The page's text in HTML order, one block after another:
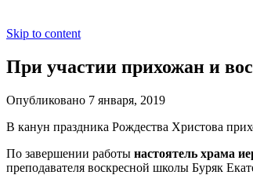
Skip to content
При участии прихожан и
Опубликовано 7 января, 2019
В канун праздника Рождества Христова
По завершении работы настоятель храма
преподавателя воскресной школы Буряк